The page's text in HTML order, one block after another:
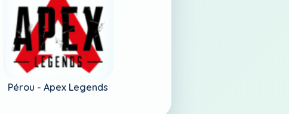
Pérou - Apex Legends